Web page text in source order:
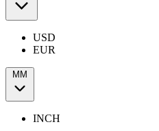
USD
EUR
ММ
INCH